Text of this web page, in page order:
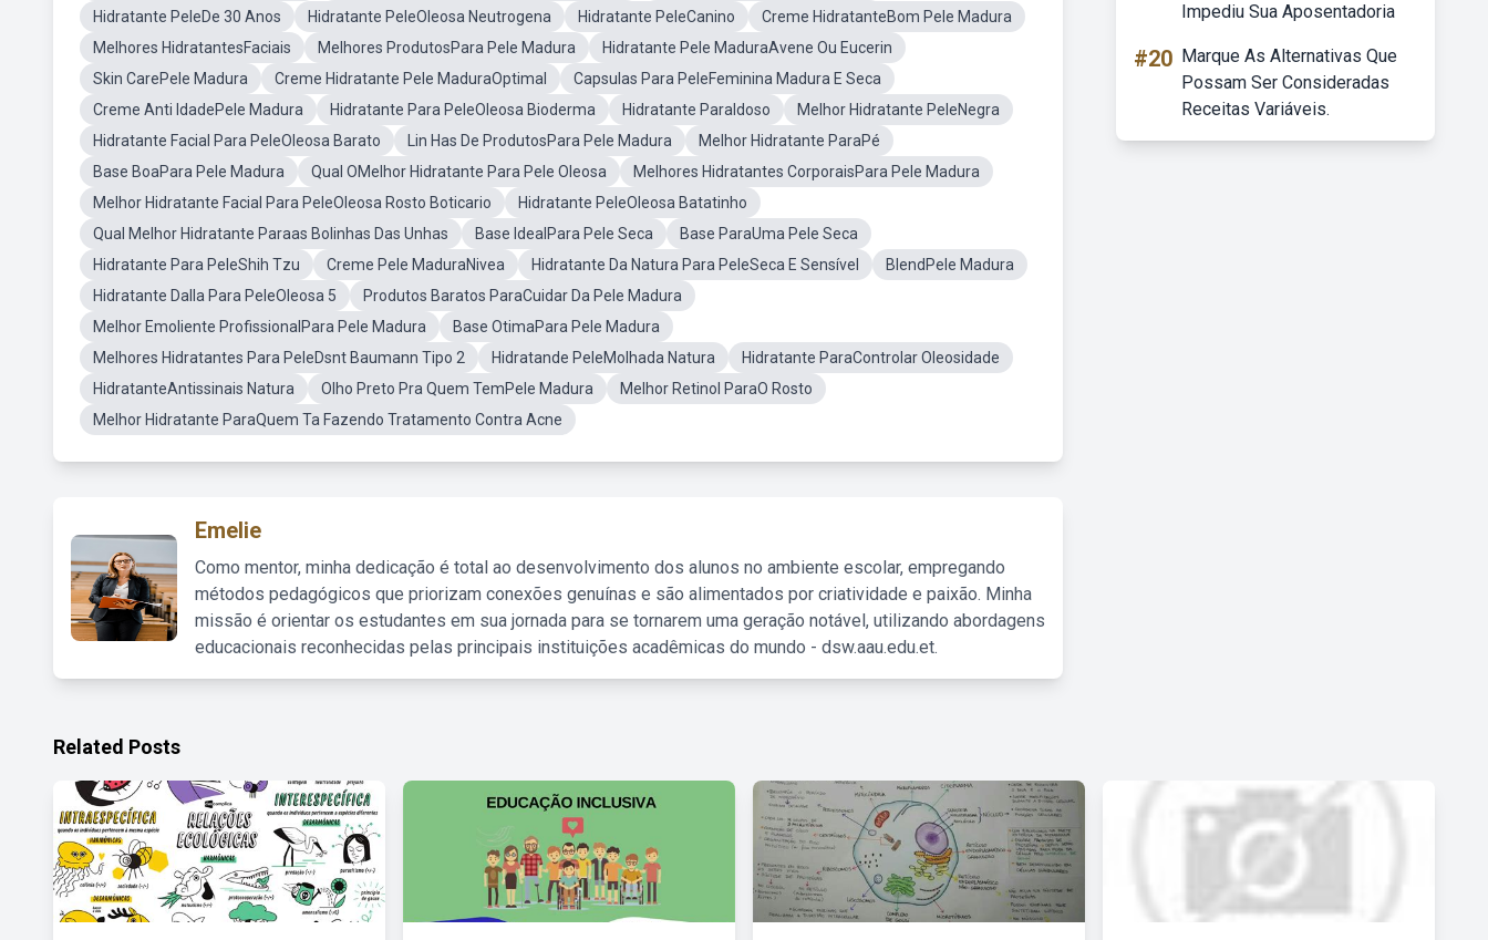
Hidratante PeleDe 30 Anos
Hidratante PeleOleosa Neutrogena Hidratante PeleCanino
Creme HidratanteBom Pele Madura
Melhores HidratantesFaciais
Melhores ProdutosPara Pele Madura
Hidratante Pele MaduraAvene Ou Eucerin
Skin CarePele Madura
Creme Hidratante Pele MaduraOptimal
Capsulas Para PeleFeminina Madura E Seca
Creme Anti IdadePele Madura
Hidratante Para PeleOleosa Bioderma Hidratante ParaIdoso
Melhor Hidratante PeleNegra
Hidratante Facial Para PeleOleosa Barato
Lin Has De ProdutosPara Pele Madura
Melhor Hidratante ParaPé
Base BoaPara Pele Madura
Qual OMelhor Hidratante Para Pele Oleosa
Melhores Hidratantes CorporaisPara Pele Madura
Melhor Hidratante Facial Para PeleOleosa Rosto Boticario
Hidratante PeleOleosa Batatinho
Qual Melhor Hidratante Paraas Bolinhas Das Unhas
Base IdealPara Pele Seca
Base ParaUma Pele Seca
Hidratante Para PeleShih Tzu
Creme Pele MaduraNivea Hidratante Da Natura Para PeleSeca E Sensível
BlendPele Madura
Hidratante Dalla Para PeleOleosa 5
Produtos Baratos ParaCuidar Da Pele Madura
Melhor Emoliente ProfissionalPara Pele Madura
Base OtimaPara Pele Madura
Melhores Hidratantes Para PeleDsnt Baumann Tipo 2
Hidratande PeleMolhada Natura
Hidratante ParaControlar Oleosidade
HidratanteAntissinais Natura
Olho Preto Pra Quem TemPele Madura
Melhor Retinol ParaO Rosto
Melhor Hidratante ParaQuem Ta Fazendo Tratamento Contra Acne
Emelie
Como mentor, minha dedicação é total ao desenvolvimento dos alunos no ambiente escolar, empregando
métodos pedagógicos que priorizam conexões genuínas e são alimentados por criatividade e paixão. Minha
missão é orientar os estudantes em sua jornada para se tornarem uma geração notável, utilizando abordagens
educacionais reconhecidas pelas principais instituições acadêmicas do mundo - dsw.aau.edu.et.
Impediu Sua Aposentadoria
#20 Marque As Alternativas Que
Possam Ser Consideradas
Receitas Variáveis.
Related Posts